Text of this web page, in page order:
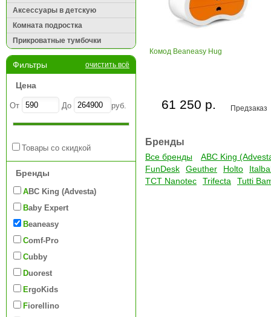
Аксессуары в детскую
Комната подростка
Прикроватные тумбочки
Фильтры очистить всё
Цена
От До руб.
Товары со скидкой
Бренды
ABC King (Advesta)
Baby Expert
Beaneasy
Comf-Pro
Cubby
Duorest
ErgoKids
Fiorellino
Комод Beaneasy Hug
Предзаказ
61 250 р.
Бренды
Все бренды
ABC King
FunDesk
Geuther Holto
TCT Nanotec
Trifecta Tutti